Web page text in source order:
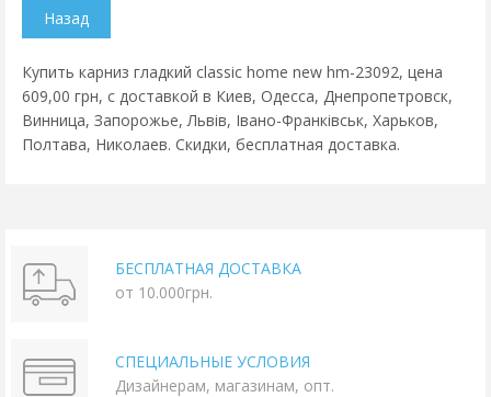
Купить карниз гладкий classic home new hm-23092, цена
609,00 грн, с доставкой в Киев, Одесса, Днепропетровск,
Винница, Запорожье, Львів, Івано-Франківськ, Харьков,
Полтава, Николаев. Скидки, бесплатная доставка.
БЕСПЛАТНАЯ ДОСТАВКА
от 10.000грн.
СПЕЦИАЛЬНЫЕ УСЛОВИЯ
Дизайнерам, магазинам, опт.